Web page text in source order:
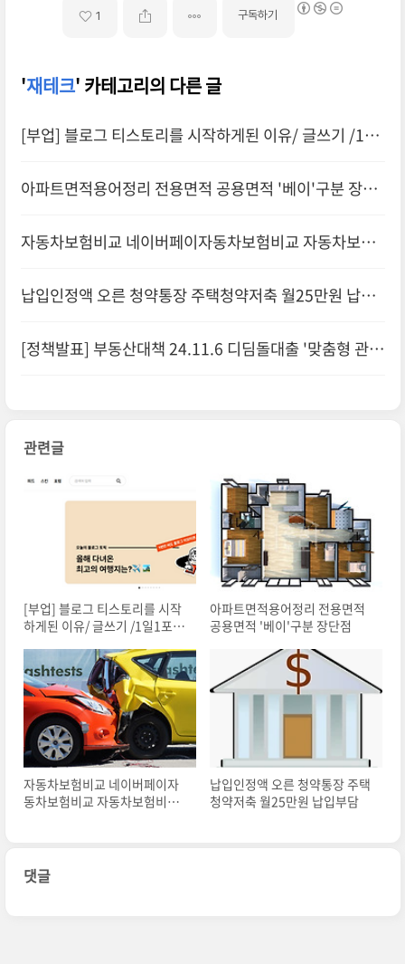
1 구독하기
'재테크' 카테고리의 다른 글
[부업] 블로그 티스토리를 시작하게된 이유/ 글쓰기 /1일
아파트면적용어정리 전용면적 공용면적 '베이'구분 장단
자동차보험비교 네이버페이자동차보험비교 자동차보험
납입인정액 오른 청약통장 주택청약저축 월25만원 납입
[정책발표] 부동산대책 24.11.6 디딤돌대출 '맞춤형 관리
관련글
[부업] 블로그 티스토리를 시작
하게된 이유/ 글쓰기 /1일1포스
아파트면적용어정리 전용면적
공용면적 '베이'구분 장단점
자동차보험비교 네이버페이자
동차보험비교 자동차보험비교
납입인정액 오른 청약통장 주택
청약저축 월25만원 납입부담
댓글